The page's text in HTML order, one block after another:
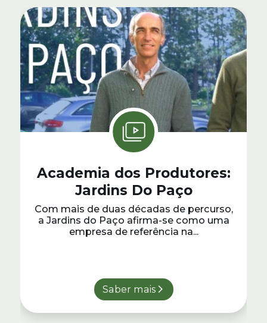
Academia dos Produtores:
Jardins Do Paço
Com mais de duas décadas de percurso,
a Jardins do Paço afirma-se como uma
empresa de referência na...
Saber mais